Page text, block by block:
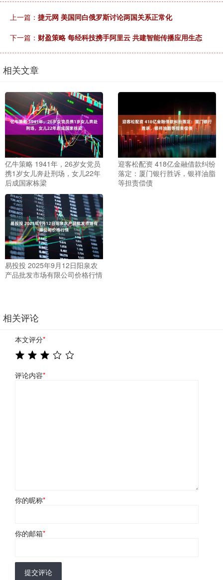
上一篇： 捷元网 美国同白俄罗斯讨论两国关系正常化
下一篇： 财盈策略 每经科技携手阿里云 共建智能传播应用生态
相关文章
亿牛策略 1941年，26岁女党员
携1岁女儿奔赴刑场，女儿22年
后成国家栋梁
迎客松配资 418亿金融借款纠纷
落定：厦门银行胜诉，银祥油脂
等担责偿债
易投投 2025年9月12日阳泉农
产品批发市场有限公司价格行情
相关评论
本文评分*
评论内容*
你的昵称*
你的邮箱*
提交评论